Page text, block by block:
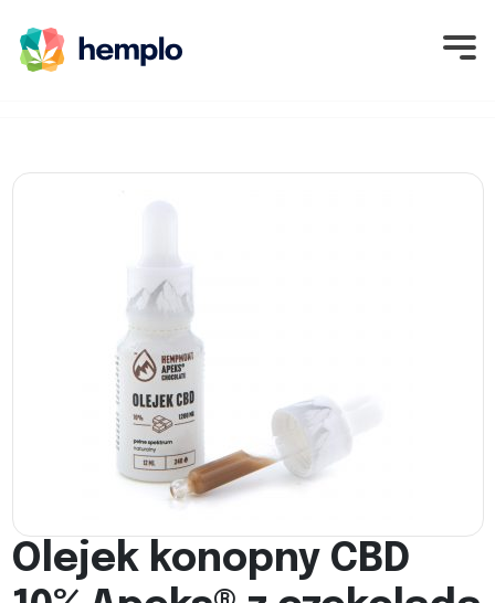
Olejek konopny CBD